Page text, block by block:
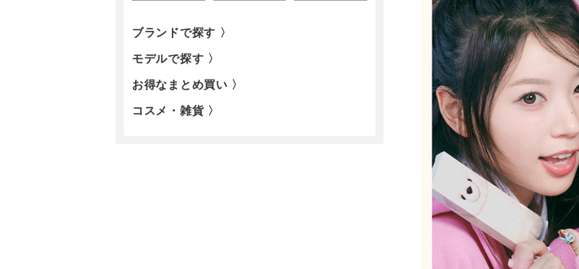
ブランドで探す 〉
モデルで探す 〉
お得なまとめ買い 〉
コスメ・雑貨 〉